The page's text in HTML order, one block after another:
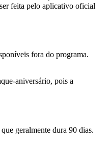
feita pelo aplicativo oficial
fora do programa.
aniversário, pois a
geralmente dura 90 dias.